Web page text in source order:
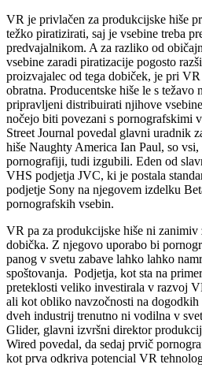
VR je privlačen za produkcijske hiše
težko piratizirati, saj je vsebine treba
predvajalnikom. A za razliko od
vsebine zaradi piratizacije pogosto
proizvajalec od tega dobiček, je pri
obratna. Producentske hiše le s
pripravljeni distribuirati njihove
nočejo biti povezani s pornografskimi
Street Journal povedal glavni uradnik
hiše Naughty America Ian Paul, so
pornografiji, tudi izgubili. Eden od
VHS podjetja JVC, ki je postala
podjetje Sony na njegovem izdelku
pornografskih vsebin.
VR pa za produkcijske hiše ni zanimiv
dobička. Z njegovo uporabo bi
panog v svetu zabave lahko lahko
spoštovanja. Podjetja, kot sta na
preteklosti veliko investirala v razvoj
ali kot obliko navzočnosti na dogodkih
dveh industrij trenutno ni vodilna v
Glider, glavni izvršni direktor
Wired povedal, da sedaj prvič
kot prva odkriva potencial VR